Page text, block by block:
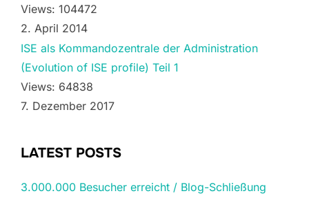
Views: 104472
2. April 2014
ISE als Kommandozentrale der Administration
(Evolution of ISE profile) Teil 1
Views: 64838
7. Dezember 2017
LATEST POSTS
3.000.000 Besucher erreicht / Blog-Schließung